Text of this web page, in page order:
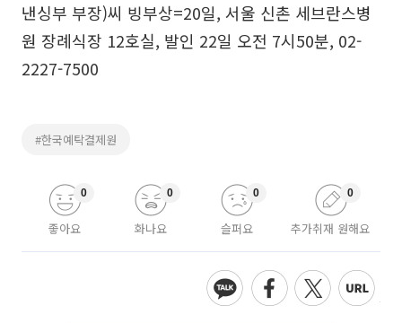
낸싱부 부장)씨 빙부상=20일, 서울 신촌 세브란스병
원 장례식장 12호실, 발인 22일 오전 7시50분, 02-
2227-7500
#한국예탁결제원
좋아요
0
화나요
0
슬퍼요
0
추가취재 원해요
0